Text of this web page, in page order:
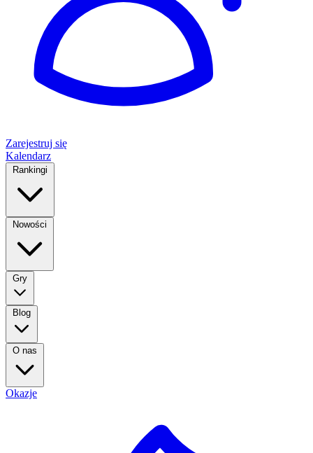
Zarejestruj się
Kalendarz
Rankingi
Nowości
Gry
Blog
O nas
Okazje